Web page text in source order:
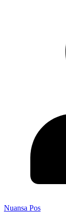
Nuansa Pos